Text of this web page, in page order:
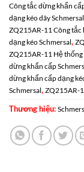
Công tắc dừng khẩn
dạng kéo dây Schmersal
ZQ215AR-11 Công tắc
dạng kéo Schmersal,
ZQ215AR-11 Hệ thống
dừng khẩn cấp
dừng khẩn cấp dạng
Schmersal, ZQ215AR-
Thương hiệu: